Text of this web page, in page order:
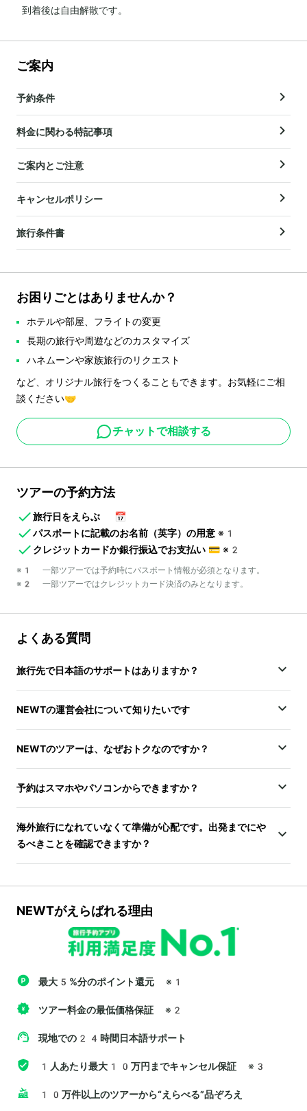
到着後は自由解散です。
ご案内
予約条件
料金に関わる特記事項
ご案内とご注意
キャンセルポリシー
旅行条件書
お困りごとはありませんか？
ホテルや部屋、フライトの変更
長期の旅行や周遊などのカスタマイズ
ハネムーンや家族旅行のリクエスト
など、オリジナル旅行をつくることもできます。お気軽にご相
談ください🤝
チャットで相談する
ツアーの予約方法
旅行日をえらぶ
📅
パスポートに記載のお名前（英字）の用意 ※1
クレジットカードか銀行振込でお支払い 💳 ※2
※1 一部ツアーでは予約時にパスポート情報が必須となります。
※2 一部ツアーではクレジットカード決済のみとなります。
よくある質問
旅行先で日本語のサポートはありますか？
NEWTの運営会社について知りたいです
NEWTのツアーは、なぜおトクなのですか？
予約はスマホやパソコンからできますか？
海外旅行になれていなくて準備が心配です。出発までにや
るべきことを確認できますか？
NEWTがえらばれる理由
最大5%分のポイント還元 ※1
ツアー料金の最低価格保証 ※2
現地での24時間日本語サポート
1人あたり最大10万円までキャンセル保証 ※3
10万件以上のツアーから“えらべる”品ぞろえ